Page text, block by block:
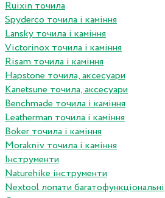
Ruixin точила
Spyderco точила і каміння
Lansky точила і каміння
Victorinox точила і каміння
Risam точила і каміння
Hapstone точила, аксесуари
Kanetsune точила, аксесуари
Benchmade точила і каміння
Leatherman точила і каміння
Boker точила і каміння
Morakniv точила і каміння
Інструменти
Naturehike інструменти
Nextool лопати багатофункціональні